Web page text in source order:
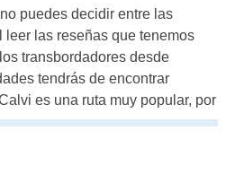
puedes decidir entre las
leer las reseñas que tenemos
transbordadores desde
tendrás de encontrar
es una ruta muy popular, por